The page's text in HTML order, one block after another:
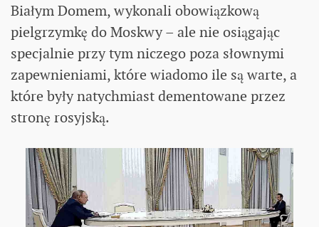
Białym Domem, wykonali obowiązkową
pielgrzymkę do Moskwy – ale nie osiągając
specjalnie przy tym niczego poza słownymi
zapewnieniami, które wiadomo ile są warte, a
które były natychmiast dementowane przez
stronę rosyjską.